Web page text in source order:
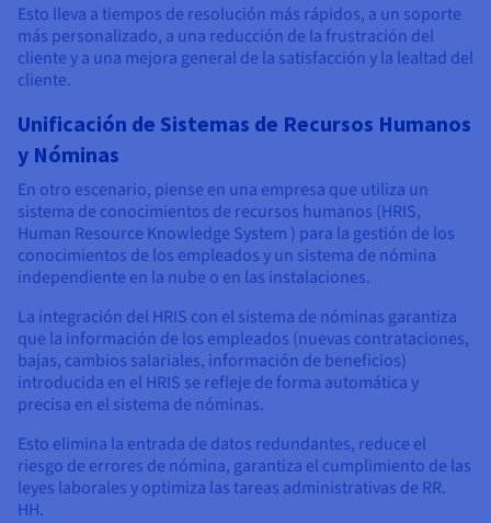
Esto lleva a tiempos de resolución más rápidos, a un soporte
más personalizado, a una reducción de la frustración del
cliente y a una mejora general de la satisfacción y la lealtad del
cliente.
Unificación de Sistemas de Recursos Humanos
y Nóminas
En otro escenario, piense en una empresa que utiliza un
sistema de conocimientos de recursos humanos (HRIS,
Human Resource Knowledge System ) para la gestión de los
conocimientos de los empleados y un sistema de nómina
independiente en la nube o en las instalaciones.
La integración del HRIS con el sistema de nóminas garantiza
que la información de los empleados (nuevas contrataciones,
bajas, cambios salariales, información de beneficios)
introducida en el HRIS se refleje de forma automática y
precisa en el sistema de nóminas.
Esto elimina la entrada de datos redundantes, reduce el
riesgo de errores de nómina, garantiza el cumplimiento de las
leyes laborales y optimiza las tareas administrativas de RR.
HH.